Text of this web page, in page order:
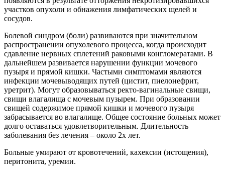
участков опухоли и обнажения лимфатических щелей и
сосудов.
Болевой синдром (боли) развиваются при значительном
распространении опухолевого процесса, когда происходит
сдавление нервных сплетений раковыми конгломератами. В
дальнейшем развивается нарушении функции мочевого
пузыря и прямой кишки. Частыми симптомами являются
инфекции мочевыводящих путей (цистит, пиелонефрит,
уретрит). Могут образовываться ректо-вагинальные свищи,
свищи влагалища с мочевым пузырем. При образовании
свищей содержимое прямой кишки и мочевого пузыря
забрасывается во влагалище. Общее состояние больных может
долго оставаться удовлетворительным. Длительность
заболевания без лечения – около 2х лет.
Больные умирают от кровотечений, кахексии (истощения),
перитонита, уремии.